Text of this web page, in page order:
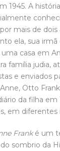
1945. A
mais de dois
ela, sua irmã
casa em
família judia,
e enviados
Otto
da filha em
em diferentes
Franké um
sombrio da